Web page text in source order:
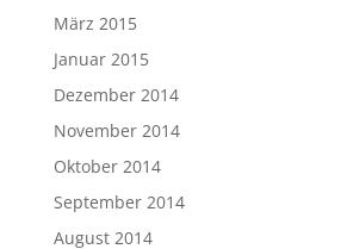
März 2015
Januar 2015
Dezember 2014
November 2014
Oktober 2014
September 2014
August 2014